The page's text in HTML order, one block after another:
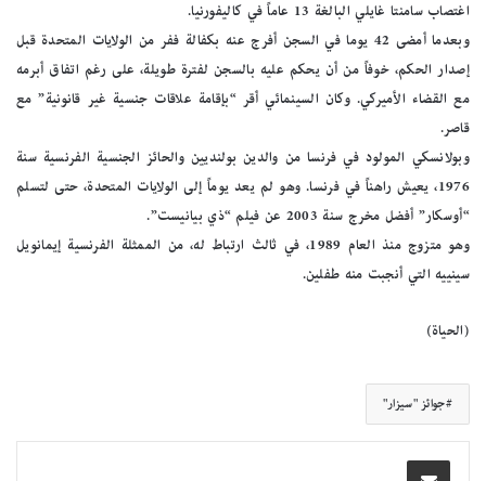
اغتصاب سامنتا غايلي البالغة 13 عاماً في كاليفورنيا.
وبعدما أمضى 42 يوما في السجن أفرج عنه بكفالة ففر من الولايات المتحدة قبل
إصدار الحكم، خوفاً من أن يحكم عليه بالسجن لفترة طويلة، على رغم اتفاق أبرمه
مع القضاء الأميركي. وكان السينمائي أقر “بإقامة علاقات جنسية غير قانونية” مع
قاصر.
وبولانسكي المولود في فرنسا من والدين بولنديين والحائز الجنسية الفرنسية سنة
1976، يعيش راهناً في فرنسا. وهو لم يعد يوماً إلى الولايات المتحدة، حتى لتسلم
“أوسكار” أفضل مخرج سنة 2003 عن فيلم “ذي بيانيست”.
وهو متزوج منذ العام 1989، في ثالث ارتباط له، من الممثلة الفرنسية إيمانويل
سينييه التي أنجبت منه طفلين.
(الحياة)
جوائز "سيزار"